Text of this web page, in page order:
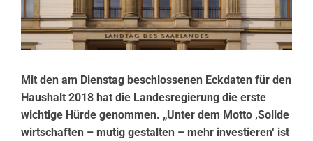
Mit den am Dienstag beschlossenen Eckdaten für den
Haushalt 2018 hat die Landesregierung die erste
wichtige Hürde genommen. „Unter dem Motto ‚Solide
wirtschaften – mutig gestalten – mehr investieren‘ ist